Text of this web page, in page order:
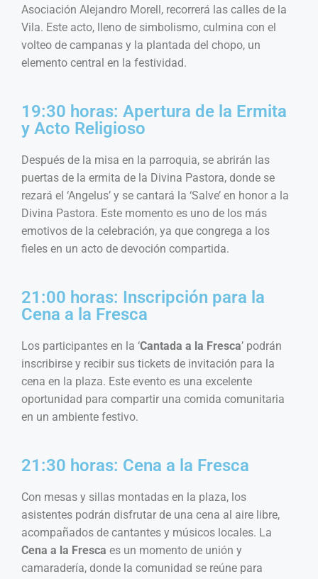
Asociación Alejandro Morell, recorrerá las calles de la
Vila. Este acto, lleno de simbolismo, culmina con el
volteo de campanas y la plantada del chopo, un
elemento central en la festividad.
19:30 horas: Apertura de la Ermita
y Acto Religioso
Después de la misa en la parroquia, se abrirán las
puertas de la ermita de la Divina Pastora, donde se
rezará el ‘Angelus’ y se cantará la ‘Salve’ en honor a la
Divina Pastora. Este momento es uno de los más
emotivos de la celebración, ya que congrega a los
fieles en un acto de devoción compartida.
21:00 horas: Inscripción para la
Cena a la Fresca
Los participantes en la ‘Cantada a la Fresca’ podrán
inscribirse y recibir sus tickets de invitación para la
cena en la plaza. Este evento es una excelente
oportunidad para compartir una comida comunitaria
en un ambiente festivo.
21:30 horas: Cena a la Fresca
Con mesas y sillas montadas en la plaza, los
asistentes podrán disfrutar de una cena al aire libre,
acompañados de cantantes y músicos locales. La
Cena a la Fresca es un momento de unión y
camaradería, donde la comunidad se reúne para